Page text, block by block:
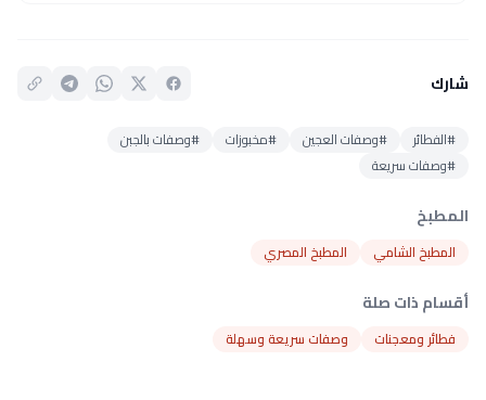
شارك
#الفطائر #وصفات العجين #مخبوزات
#وصفات بالجبن
#وصفات سريعة
المطبخ
المطبخ الشامي المطبخ المصري
أقسام ذات صلة
فطائر ومعجنات وصفات سريعة وسهلة